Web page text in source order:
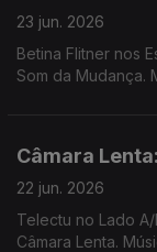
23 jun. 2026
Betina Flitner nos
Som da Mudança.
Câmara
22 jun. 2026
Telectu no Lado
Câmara Lenta.